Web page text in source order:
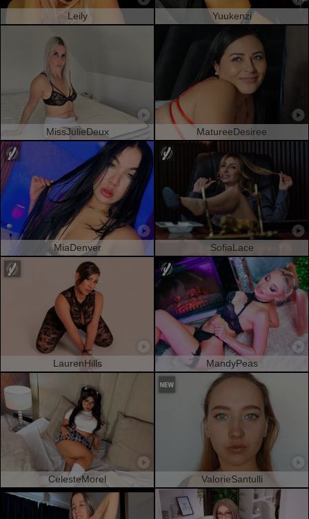
Leily Yuukenzi
MissJulieDeux MatureeDesiree
MiaDenver SofiaLace
LaurenHills MandyPeas
CelesteMorel ValorieSantulli